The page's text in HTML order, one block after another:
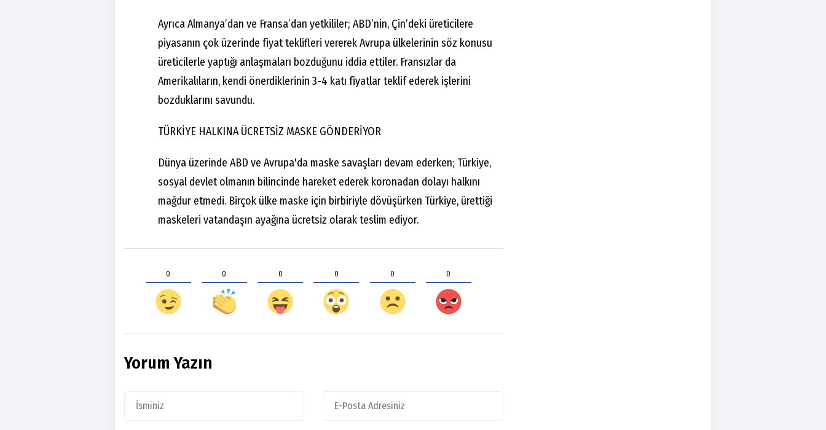
Ayrıca Almanya’dan ve Fransa’dan yetkililer; ABD’nin, Çin’deki üreticilere
piyasanın çok üzerinde fiyat teklifleri vererek Avrupa ülkelerinin söz konusu
üreticilerle yaptığı anlaşmaları bozduğunu iddia ettiler. Fransızlar da
Amerikalıların, kendi önerdiklerinin 3-4 katı fiyatlar teklif ederek işlerini
bozduklarını savundu.
TÜRKİYE HALKINA ÜCRETSİZ MASKE GÖNDERİYOR
Dünya üzerinde ABD ve Avrupa'da maske savaşları devam ederken; Türkiye,
sosyal devlet olmanın bilincinde hareket ederek koronadan dolayı halkını
mağdur etmedi. Birçok ülke maske için birbiriyle dövüşürken Türkiye, ürettiği
maskeleri vatandaşın ayağına ücretsiz olarak teslim ediyor.
0 0 0 0 0 0
Yorum Yazın